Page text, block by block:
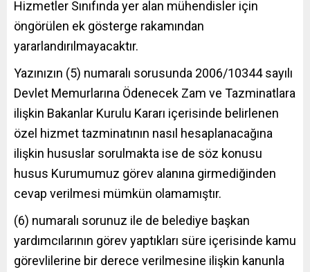
Hizmetler Sınıfında yer alan mühendisler için
öngörülen ek gösterge rakamından
yararlandırılmayacaktır.
Yazınızın (5) numaralı sorusunda 2006/10344 sayılı
Devlet Memurlarına Ödenecek Zam ve Tazminatlara
ilişkin Bakanlar Kurulu Kararı içerisinde belirlenen
özel hizmet tazminatının nasıl hesaplanacağına
ilişkin hususlar sorulmakta ise de söz konusu
husus Kurumumuz görev alanına girmediğinden
cevap verilmesi mümkün olamamıştır.
(6) numaralı sorunuz ile de belediye başkan
yardımcılarının görev yaptıkları süre içerisinde kamu
görevlilerine bir derece verilmesine ilişkin kanunla